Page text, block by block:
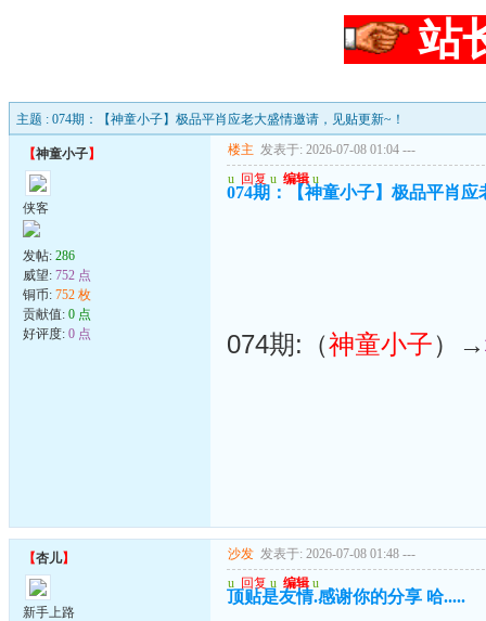
站
主题 : 074期：【神童小子】极品平肖应老大盛情邀请，见贴更新~！
【神童小子】
侠客
发帖: 286
威望: 752 点
铜币: 752 枚
贡献值: 0 点
好评度: 0 点
楼主 发表于: 2026-07-08 01:04 ---
u 回复 u 编辑 u
074期：【神童小子】极品平肖
074期:（神童小子）→
【杏儿】
新手上路
沙发 发表于: 2026-07-08 01:48 ---
u 回复 u 编辑 u
顶贴是友情.感谢你的分享 哈.....